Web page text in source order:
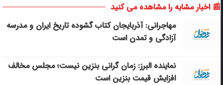
📰 اخبار مشابه را مشاهده می کنید
مهاجرانی: آذربایجان کتاب گشوده تاریخ ایران و مدرسه
آزادگی و تمدن است
نماینده البرز: زمان گرانی بنزین نیست؛ مجلس مخالف
افزایش قیمت بنزین است